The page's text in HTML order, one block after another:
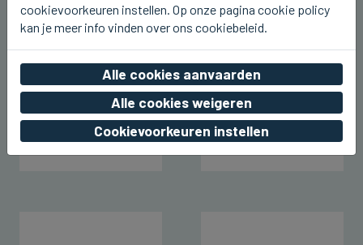
cookievoorkeuren instellen. Op onze pagina cookie policy
kan je meer info vinden over ons cookiebeleid.
Alle cookies aanvaarden
Alle cookies weigeren
Cookievoorkeuren instellen